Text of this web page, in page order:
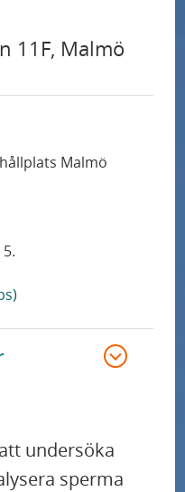
11F, Malmö
Malmö
undersöka
sperma